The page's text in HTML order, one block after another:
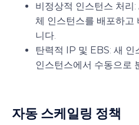
비정상적 인스턴스 처리
체 인스턴스를 배포하고
니다.
탄력적 IP 및 EBS: 새 인
인스턴스에서 수동으로
자동 스케일링 정책